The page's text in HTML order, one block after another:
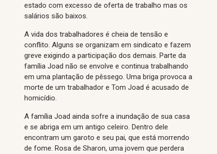
estado com excesso de oferta de trabalho mas os
salários são baixos.
A vida dos trabalhadores é cheia de tensão e
conflito. Alguns se organizam em sindicato e fazem
greve exigindo a participação dos demais. Parte da
família Joad não se envolve e continua trabalhando
em uma plantação de pêssego. Uma briga provoca a
morte de um trabalhador e Tom Joad é acusado de
homicídio.
A família Joad ainda sofre a inundação de sua casa
e se abriga em um antigo celeiro. Dentro dele
encontram um garoto e seu pai, que está morrendo
de fome. Rosa de Sharon, uma jovem que perdera